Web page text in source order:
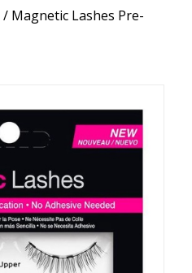
/ Magnetic Lashes Pre-